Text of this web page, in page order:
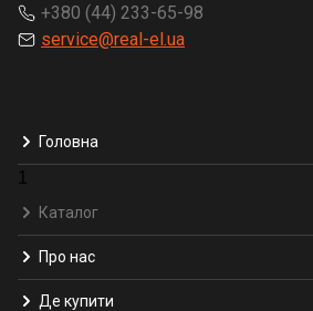
+380 (44) 233-65-98
service@real-el.ua
Головна
1
Каталог
Про нас
Де купити